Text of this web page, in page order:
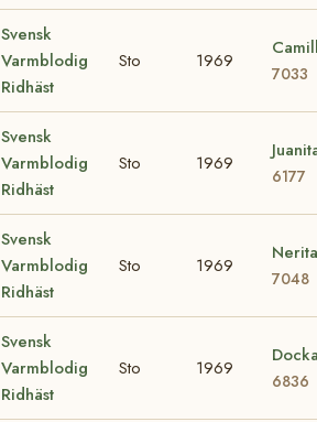
Svensk
Varmblodig
Ridhäst
Sto 1969
7033
Svensk
Varmblodig
Ridhäst
Sto 1969
6177
Svensk
Varmblodig
Ridhäst
Sto 1969
7048
Svensk
Varmblodig
Ridhäst
Sto 1969
6836